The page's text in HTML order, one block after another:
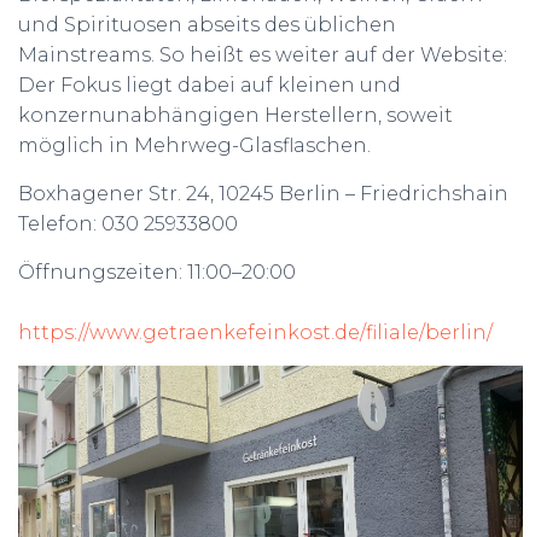
und Spirituosen abseits des üblichen
Mainstreams. So heißt es weiter auf der Website:
Der Fokus liegt dabei auf kleinen und
konzernunabhängigen Herstellern, soweit
möglich in Mehrweg-Glasflaschen.
Boxhagener Str. 24, 10245 Berlin – Friedrichshain
Telefon: 030 25933800
Öffnungszeiten: 11:00–20:00
https://www.getraenkefeinkost.de/filiale/berlin/